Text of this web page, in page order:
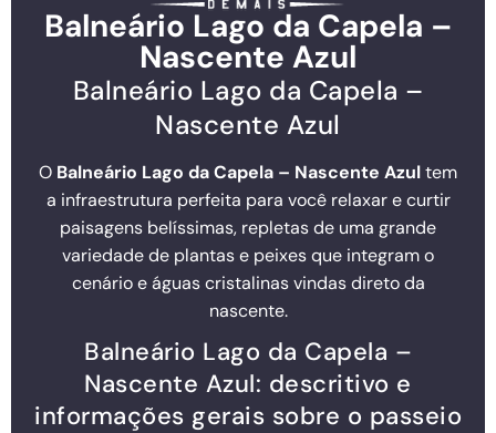
Balneário Lago da Capela –
Nascente Azul
Balneário Lago da Capela –
Nascente Azul
O Balneário Lago da Capela – Nascente Azultem
a infraestrutura perfeita para você relaxar e curtir
paisagens belíssimas, repletas de uma grande
variedade de plantas e peixes que integram o
cenário e águas cristalinas vindas direto da
nascente.
Balneário Lago da Capela –
Nascente Azul: descritivo e
informações gerais sobre o passeio